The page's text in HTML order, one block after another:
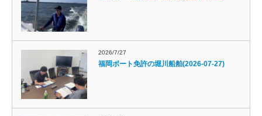
2026/7/27
福岡ボート免許の堀川船舶(2026-07-27)